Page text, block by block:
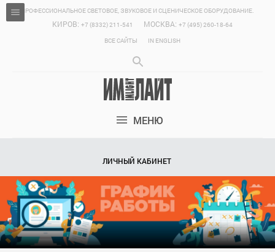
ПРОФЕССИОНАЛЬНОЕ СВЕТОВОЕ, ЗВУКОВОЕ И СЦЕНИЧЕСКОЕ ОБОРУДОВАНИЕ.
КИРОВ: +7 (8332) 211-541 МОСКВА: +7 (495) 260-18-64
ВСЕ САЙТЫ
IN ENGLISH
МЕНЮ
ЛИЧНЫЙ КАБИНЕТ